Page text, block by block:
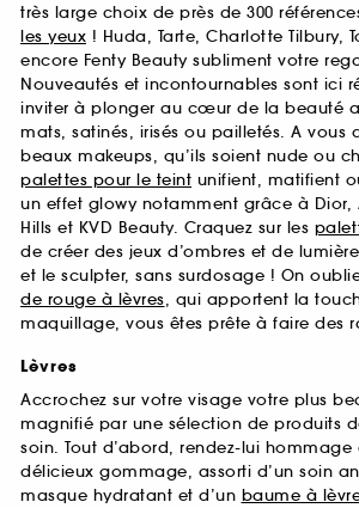
très large choix de près de 300
les yeux ! Huda, Tarte, Charlotte Tilbury,
encore Fenty Beauty subliment votre
Nouveautés et incontournables sont ici
inviter à plonger au cœur de la beauté
mats, satinés, irisés ou pailletés. A vous
beaux makeups, qu’ils soient nude ou
palettes pour le teint unifient, matifient
un effet glowy notamment grâce à Dior,
Hills et KVD Beauty. Craquez sur les
de créer des jeux d’ombres et de
et le sculpter, sans surdosage ! On
de rouge à lèvres, qui apportent la
maquillage, vous êtes prête à faire des
Lèvres
Accrochez sur votre visage votre plus
magnifié par une sélection de produits
soin. Tout d’abord, rendez-lui
délicieux gommage, assorti d’un soin
masque hydratant et d’un baume à